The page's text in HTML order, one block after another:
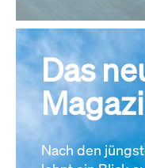
Das
Nach den